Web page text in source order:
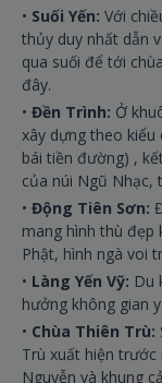
• Suối Yến: Với
thủy duy nhất dẫn
qua suối để tới
đây.
• Đền Trình: Ở
xây dựng theo
bái tiền đường) ,
của núi Ngũ Nhạc,
• Động Tiên Sơn:
mang hình thù đẹp
Phật, hình ngà voi
• Làng Yến Vỹ: Du
hưởng không gian
• Chùa Thiên Trù:
Trù xuất hiện trước
Nguyễn và khung